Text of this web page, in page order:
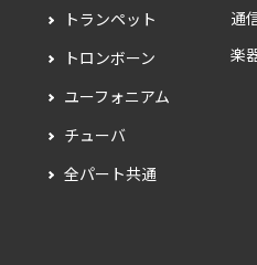
トランペット
トロンボーン
ユーフォニアム
チューバ
全パート共通
通
楽